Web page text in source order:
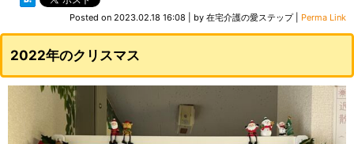
Posted on 2023.02.18 16:08 by 在宅介護の愛ステップ| Perma Link
2022年のクリスマス